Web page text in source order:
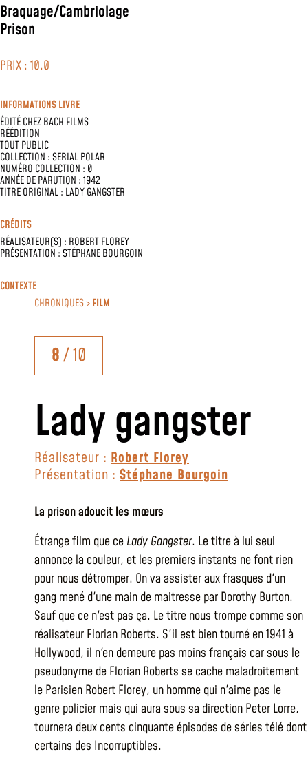
Braquage/Cambriolage
Prison
PRIX : 10.0
INFORMATIONS LIVRE
ÉDITÉ CHEZBACH FILMS
RÉÉDITION
TOUT PUBLIC
COLLECTION :SERIAL POLAR
NUMÉRO COLLECTION : 0
ANNÉE DE PARUTION : 1942
TITRE ORIGINAL : LADY GANGSTER
CRÉDITS
RÉALISATEUR(S) : ROBERT FLOREY
PRÉSENTATION :STÉPHANE BOURGOIN
CONTEXTE
CHRONIQUES >FILM
8/ 10
Lady gangster
Réalisateur : Robert Florey
Présentation : Stéphane Bourgoin
La prison adoucit les mœurs
Étrange film que ce Lady Gangster. Le titre à lui seul
annonce la couleur, et les premiers instants ne font rien
pour nous détromper. On va assister aux frasques d'un
gang mené d'une main de maitresse par Dorothy Burton.
Sauf que ce n'est pas ça. Le titre nous trompe comme son
réalisateur Florian Roberts. S'il est bien tourné en 1941 à
Hollywood, il n'en demeure pas moins français car sous le
pseudonyme de Florian Roberts se cache maladroitement
le Parisien Robert Florey, un homme qui n'aime pas le
genre policier mais qui aura sous sa direction Peter Lorre,
tournera deux cents cinquante épisodes de séries télé dont
certains des Incorruptibles.